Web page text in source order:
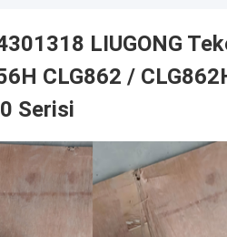
LIUGONG
CLG862 /
Serisi